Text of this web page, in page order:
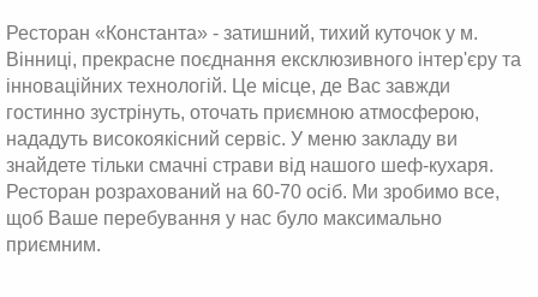
Ресторан «Константа» - затишний, тихий куточок у м.
Вінниці, прекрасне поєднання ексклюзивного інтер'єру та
інноваційних технологій. Це місце, де Вас завжди
гостинно зустрінуть, оточать приємною атмосферою,
нададуть високоякісний сервіс. У меню закладу ви
знайдете тільки смачні страви від нашого шеф-кухаря.
Ресторан розрахований на 60-70 осіб. Ми зробимо все,
щоб Ваше перебування у нас було максимально
приємним.